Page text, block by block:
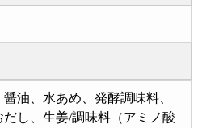
油、水あめ、発酵調味料、
し、生姜/調味料（アミノ酸